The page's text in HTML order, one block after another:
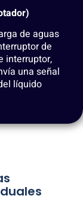
de aguas
de
interruptor,
una señal
líquido